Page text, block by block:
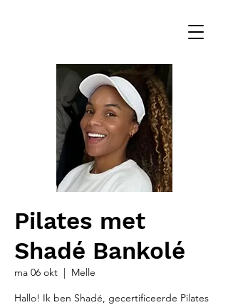
Pilates met
Shadé Bankolé
ma 06 okt
  |
Melle
Hallo! Ik ben Shadé, gecertificeerde Pilates